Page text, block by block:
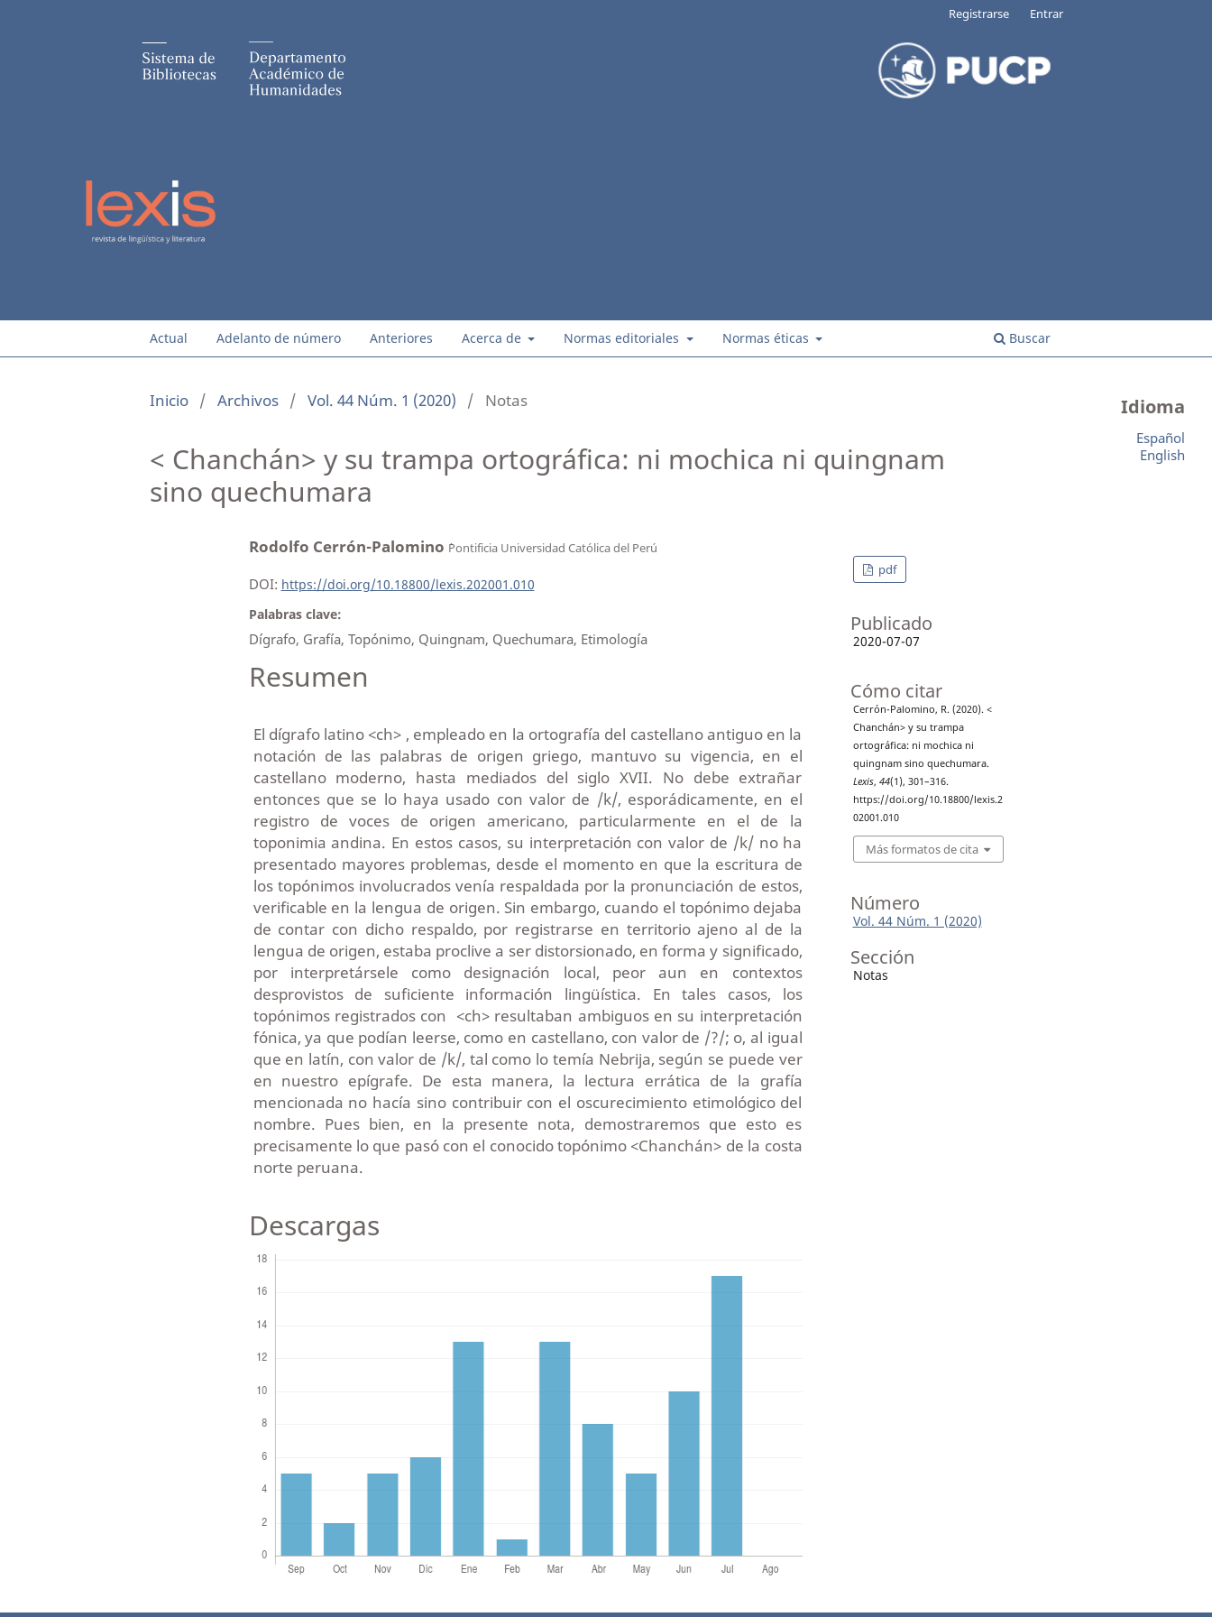
Actual Adelanto de número Anteriores Acerca de Normas editoriales Normas éticas Buscar
Registrarse Entrar
Inicio / Archivos / Vol. 44 Núm. 1 (2020) / Notas
< Chanchán> y su trampa ortográfica: ni mochica ni quingnam
sino quechumara
Rodolfo Cerrón-Palomino `Pontificia Universidad Católica del Perú
DOI: https://doi.org/10.18800/lexis.202001.010
Palabras clave:
Dígrafo, Grafía, Topónimo, Quingnam, Quechumara, Etimología
Resumen
El dígrafo latino <ch> , empleado en la ortografía del castellano antiguo en la
notación de las palabras de origen griego, mantuvo su vigencia, en el
castellano moderno, hasta mediados del siglo XVII. No debe extrañar
entonces que se lo haya usado con valor de /k/, esporádicamente, en el
registro de voces de origen americano, particularmente en el de la
toponimia andina. En estos casos, su interpretación con valor de /k/ no ha
presentado mayores problemas, desde el momento en que la escritura de
los topónimos involucrados venía respaldada por la pronunciación de estos,
verificable en la lengua de origen. Sin embargo, cuando el topónimo dejaba
de contar con dicho respaldo, por registrarse en territorio ajeno al de la
lengua de origen, estaba proclive a ser distorsionado, en forma y significado,
por interpretársele como designación local, peor aun en contextos
desprovistos de suficiente información lingüística. En tales casos, los
topónimos registrados con <ch> resultaban ambiguos en su interpretación
fónica, ya que podían leerse, como en castellano, con valor de /?/; o, al igual
que en latín, con valor de /k/, tal como lo temía Nebrija, según se puede ver
en nuestro epígrafe. De esta manera, la lectura errática de la grafía
mencionada no hacía sino contribuir con el oscurecimiento etimológico del
nombre. Pues bien, en la presente nota, demostraremos que esto es
precisamente lo que pasó con el conocido topónimo <Chanchán> de la costa
norte peruana.
Descargas
pdf
Publicado
2020-07-07
Cómo citar
Cerrón-Palomino, R. (2020). <
Chanchán> y su trampa
ortográfica: ni mochica ni
quingnam sino quechumara.
Lexis, 44(1), 301–316.
https://doi.org/10.18800/lexis.2
02001.010
Más formatos de cita
Número
Vol. 44 Núm. 1 (2020)
Sección
Notas
Idioma
Español
English